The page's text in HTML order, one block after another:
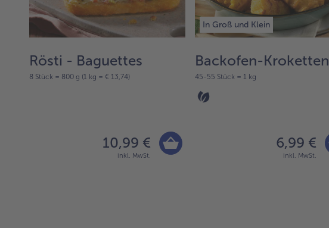
Rösti - Baguettes
8 Stück = 800 g (1 kg = € 13,74)
10,99 €
inkl. MwSt.
In Groß und Klein
Backofen-Kroketten
45-55 Stück = 1 kg
6,99 €
inkl. MwSt.